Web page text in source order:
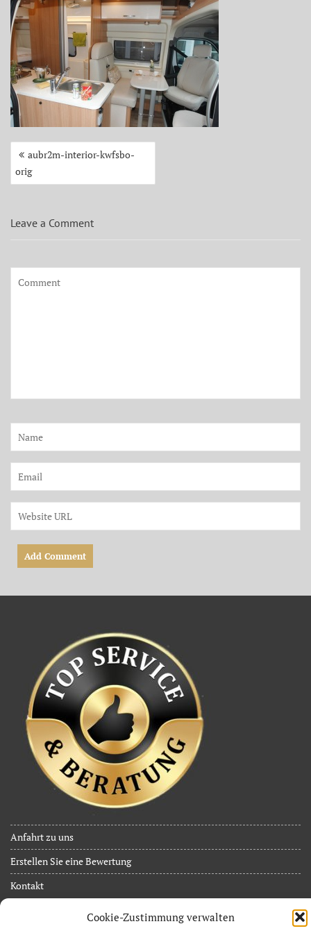
Cookie-Zustimmung verwalten
Beitragsnavigation
aubr2m-interior-kwfsbo-
orig
Leave a Comment
Anfahrt zu uns
Erstellen Sie eine Bewertung
Kontakt
Inh. Jan Limpächer